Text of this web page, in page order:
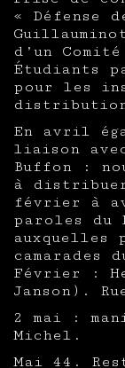
« Défense
d’un
Étudiants
pour les
En avril
liaison
Buffon :
à
février à
paroles du
auxquelles
camarades
Février :
Janson).
2 mai :
Michel.
Mai 44.